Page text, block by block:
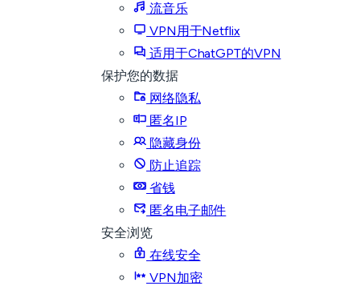
流音乐
VPN用于Netflix
适用于ChatGPT的VPN
保护您的数据
网络隐私
匿名IP
隐藏身份
防止追踪
省钱
匿名电子邮件
安全浏览
在线安全
VPN加密